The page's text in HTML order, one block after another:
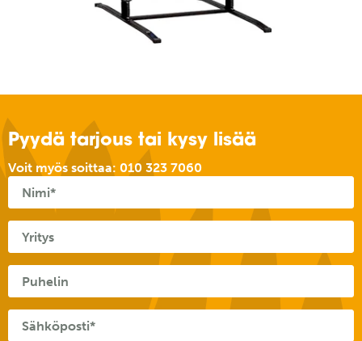
Pyydä tarjous tai kysy lisää
Voit myös soittaa: 010 323 7060